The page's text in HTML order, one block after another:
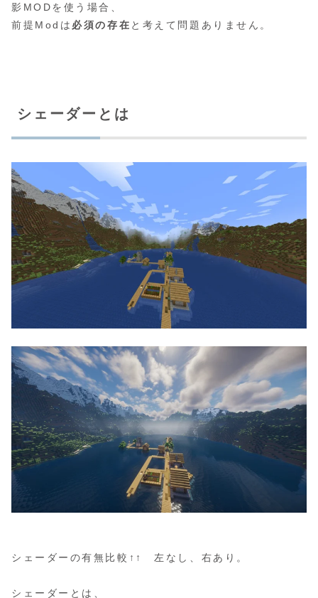
影MODを使う場合、
前提Modは 必須の存在 と考えて問題ありません。
シェーダーとは
シェーダーの有無比較↑↑ 左なし、右あり。
シェーダーとは、